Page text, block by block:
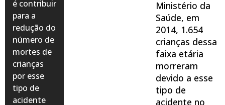
é contribuir
para a
redução do
número de
mortes de
crianças
por esse
tipo de
acidente
Ministério da
Saúde, em
2014, 1.654
crianças dessa
faixa etária
morreram
devido a esse
tipo de
acidente no